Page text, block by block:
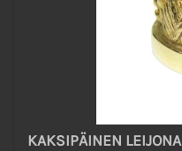
KAKSIPÄINEN LEIJONA